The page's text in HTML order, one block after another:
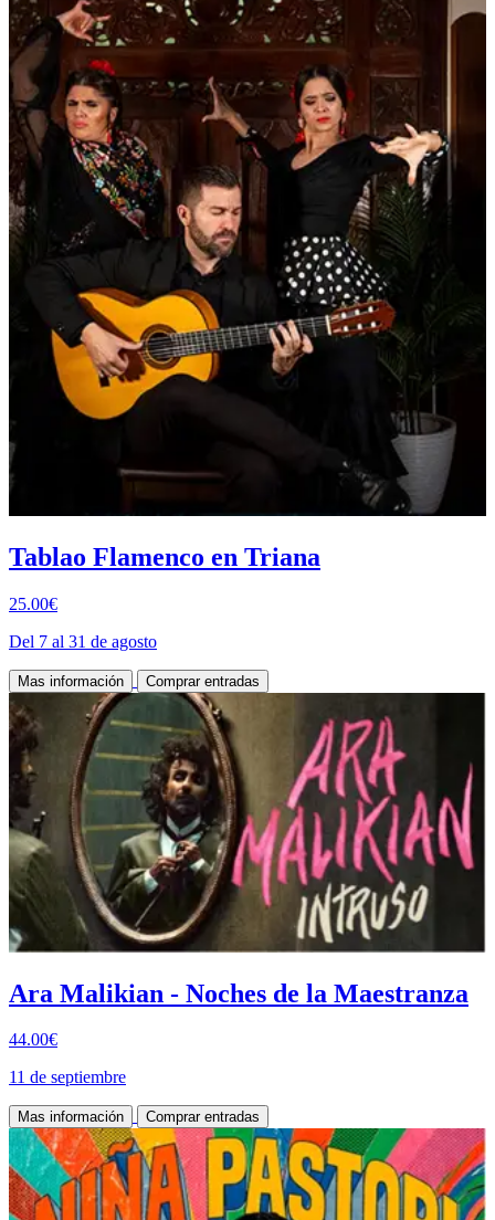
Tablao Flamenco en Triana
25.00€
Del 7 al 31 de agosto
Mas información Comprar entradas
Ara Malikian - Noches de la Maestranza
44.00€
11 de septiembre
Mas información Comprar entradas